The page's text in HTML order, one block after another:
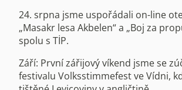
24. srpna jsme uspořádali on-line
„Masakr lesa Akbelen“ a „Boj za
spolu s TİP.
Září: První zářijový víkend jsme se
festivalu Volksstimmefest ve Vídni,